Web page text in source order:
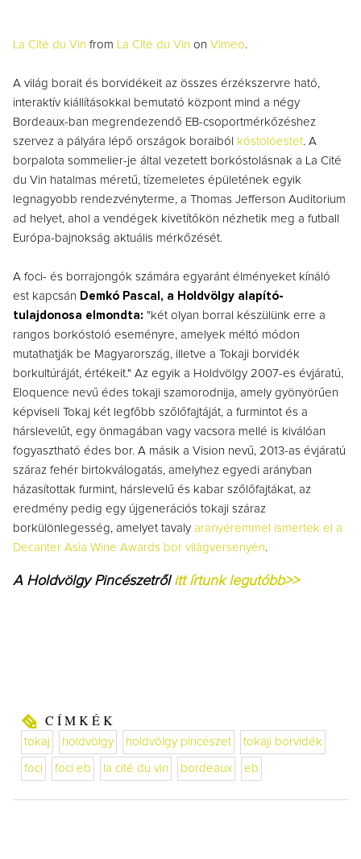
La Cité du Vin from La Cité du Vin on Vimeo.
A világ borait és borvidékeit az összes érzékszervre ható,
interaktív kiállításokkal bemutató központ mind a négy
Bordeaux-ban megrendezendő EB-csoportmérkőzéshez
szervez a pályára lépő országok boraiból
kóstolóestet. A
borpalota sommelier-je által vezetett borkóstolásnak a La Cité
du Vin hatalmas méretű, tízemeletes épületének egyik
legnagyobb rendezvényterme, a Thomas Jefferson Auditorium
ad helyet, ahol a vendégek kivetítőkön nézhetik meg a futball
Európa-bajnokság aktuális mérkőzését.
A foci- és borrajongók számára egyaránt élményeket kínáló
est kapcsán Demkó Pascal, a Holdvölgy alapító-
tulajdonosa elmondta: "két olyan borral készülünk erre a
rangos borkóstoló eseményre, amelyek méltó módon
mutathatják be Magyarország, illetve a Tokaji borvidék
borkultúráját, értékeit." Az egyik a Holdvölgy 2007-es évjáratú,
Eloquence nevű édes tokaji szamorodnija, amely gyönyörűen
képviseli Tokaj két legfőbb szőlőfajtáját, a furmintot és a
hárslevelűt, egy önmagában vagy vacsora mellé is kiválóan
fogyasztható édes bor. A másik a Vision nevű, 2013-as évjáratú
száraz fehér birtokválogatás, amelyhez egyedi arányban
házasítottak furmint, hárslevelű és kabar szőlőfajtákat, az
eredmény pedig egy újgenerációs tokaji száraz
borkülönlegesség, amelyet tavaly aranyéremmel ismertek el a
Decanter Asia Wine Awards bor világversenyén.
A Holdvölgy Pincészetről itt írtunk legutóbb>>
CÍMKÉK
tokaj holdvölgy holdvölgy pincészet tokaji borvidék
foci foci eb la cité du vin bordeaux eb